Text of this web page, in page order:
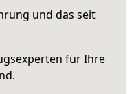
und das seit
für Ihre